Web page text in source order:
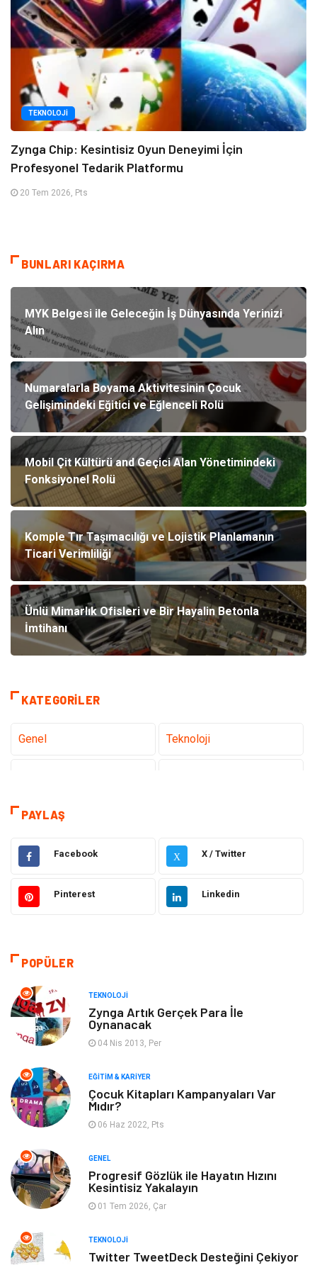
TEKNOLOJI
Zynga Chip: Kesintisiz Oyun Deneyimi İçin
Profesyonel Tedarik Platformu
20 Tem 2026, Pts
BUNLARI KAÇIRMA
MYK Belgesi ile Geleceğin İş Dünyasında Yerinizi
Alın
Numaralarla Boyama Aktivitesinin Çocuk
Gelişimindeki Eğitici ve Eğlenceli Rolü
Mobil Çit Kültürü and Geçici Alan Yönetimindeki
Fonksiyonel Rolü
Komple Tır Taşımacılığı ve Lojistik Planlamanın
Ticari Verimliliği
Ünlü Mimarlık Ofisleri ve Bir Hayalin Betonla
İmtihanı
KATEGORILER
Genel Teknoloji
Eğitim & Kariyer
Giyim Elektrik & Elektronik
Gıda Hukuk
Seo Teknikleri
Güzellik & Bakım
Emlak
Mobilya
Finans & Ekonomi
Domain
Makaleler Bebek Giyim
Programlama Algoritma
PAYLAŞ
Facebook X X / Twitter
Pinterest Linkedin
POPÜLER
TEKNOLOJI
Zynga Artık Gerçek Para İle
Oynanacak
04 Nis 2013, Per
EĞITIM & KARIYER
Çocuk Kitapları Kampanyaları Var
Mıdır?
06 Haz 2022, Pts
GENEL
Progresif Gözlük ile Hayatın Hızını
Kesintisiz Yakalayın
01 Tem 2026, Çar
TEKNOLOJI
Twitter TweetDeck Desteğini Çekiyor